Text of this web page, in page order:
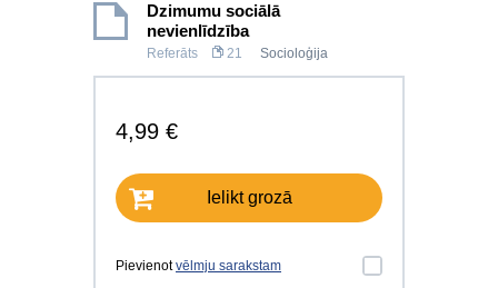
Dzimumu sociālā
nevienlīdzība
Referāts 21 Socioloģija
4,99 €
Ielikt grozā
Pievienotvēlmju sarakstam